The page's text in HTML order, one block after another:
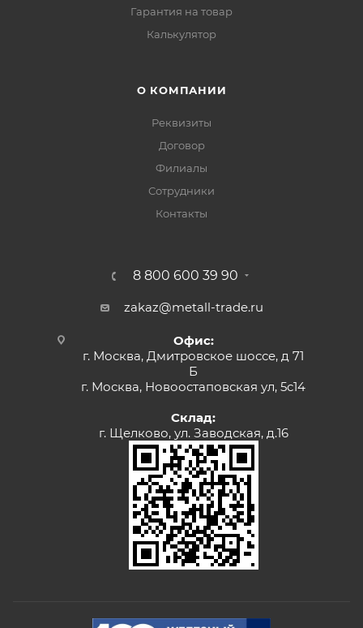
Гарантия на товар
Калькулятор
О КОМПАНИИ
Реквизиты
Договор
Филиалы
Сотрудники
Контакты
8 800 600 39 90
zakaz@metall-trade.ru
Офис:
г. Москва, Дмитровское шоссе, д 71
Б
г. Москва, Новоостаповская ул, 5с14
Склад:
г. Щелково, ул. Заводская, д.16